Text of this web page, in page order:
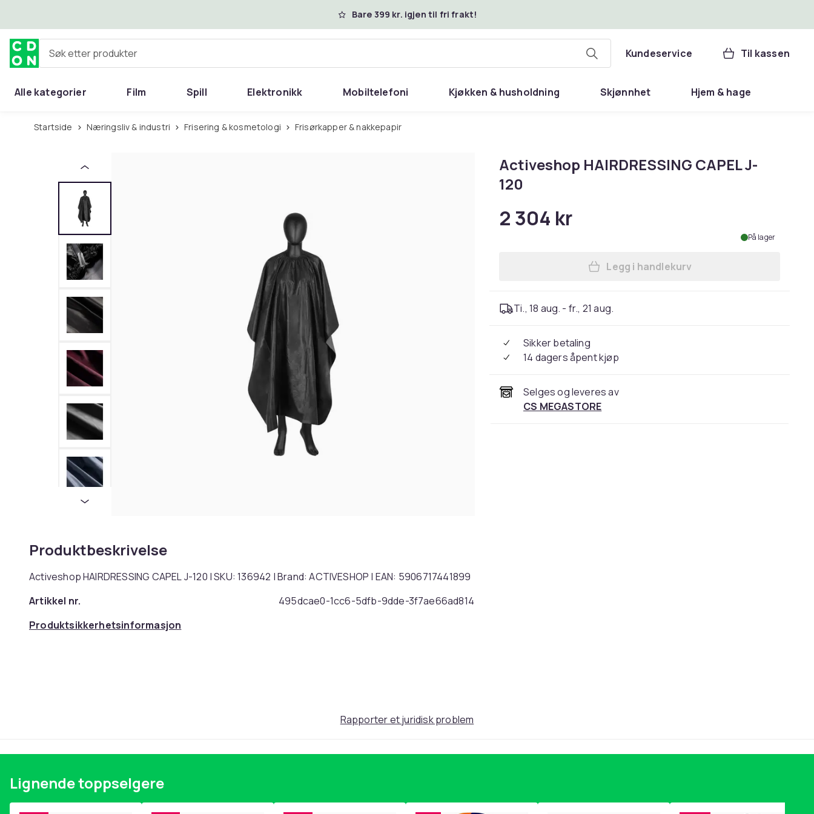
Bare 399 kr. igjen til fri frakt!
Søk etter produkter Kundeservice Til kassen
Alle kategorier Film Spill Elektronikk Mobiltelefoni Kjøkken & husholdning Skjønnhet Hjem & hage
Startside Næringsliv & industri Frisering & kosmetologi Frisørkapper & nakkepapir
Produktbeskrivelse
Activeshop HAIRDRESSING CAPEL J-120 | SKU: 136942 | Brand: ACTIVESHOP | EAN: 5906717441899
Artikkel nr.
495dcae0-1cc6-5dfb-9dde-3f7ae66ad814
Produktsikkerhetsinformasjon
Activeshop HAIRDRESSING CAPEL J-
120
2 304 kr
På lager
Legg Activeshop HAIRDRESSING
Legg i handlekurv
Ti., 18 aug. - fr., 21 aug.
Sikker betaling
14 dagers åpent kjøp
Selges og leveres av
CS MEGASTORE
Rapporter et juridisk problem
Lignende toppselgere